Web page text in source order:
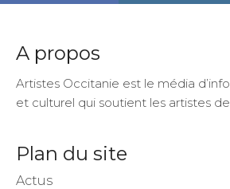
A propos
Artistes Occitanie est le média
et culturel qui soutient les artistes
Plan du site
Actus